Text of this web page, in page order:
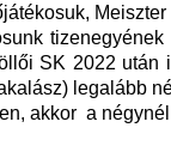
SK 2022 után
legalább
akkor a